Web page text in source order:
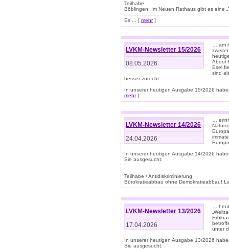
Teilhabe
Böblingen: Im Neuen Rathaus gibt es eine
-------------------------
Es ... [ mehr]
LVKM-Newsletter 15/2026
08.05.2026
… am
Abdul
Esel
sind
besser zurecht.
In unserer heutigen Ausgabe 15/2026
mehr]
LVKM-Newsletter 14/2026
24.04.2026
…
In unserer heutigen Ausgabe 14/2026
Sie ausgesucht:
Teilhabe / Antidiskriminierung
Bürokratieabbau ohne Demokratieabbau!
LVKM-Newsletter 13/2026
17.04.2026
…
unter
In unserer heutigen Ausgabe 13/2026
Sie ausgesucht: